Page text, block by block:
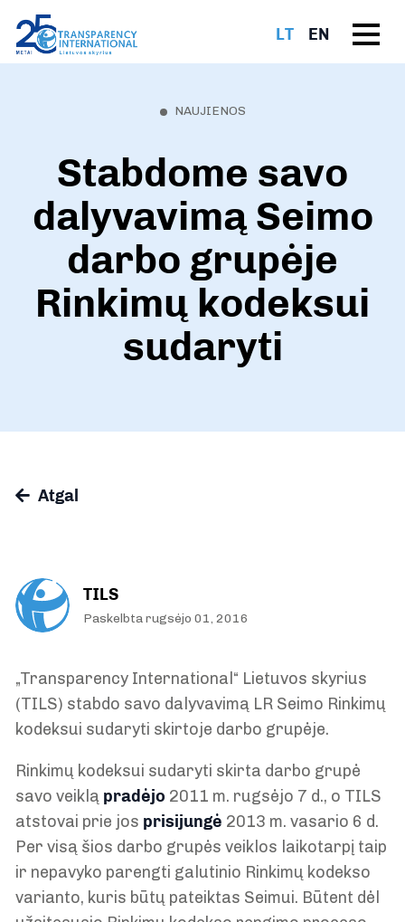
LT EN
NAUJIENOS
Stabdome savo
dalyvavimą Seimo
darbo grupėje
Rinkimų kodeksui
sudaryti
Atgal
TILS
Paskelbta rugsėjo 01, 2016
„Transparency International“ Lietuvos skyrius
(TILS) stabdo savo dalyvavimą LR Seimo Rinkimų
kodeksui sudaryti skirtoje darbo grupėje.
Rinkimų kodeksui sudaryti skirta darbo grupė
savo veiklą pradėjo 2011 m. rugsėjo 7 d., o TILS
atstovai prie jos prisijungė 2013 m. vasario 6 d.
Per visą šios darbo grupės veiklos laikotarpį taip
ir nepavyko parengti galutinio Rinkimų kodekso
varianto, kuris būtų pateiktas Seimui. Būtent dėl